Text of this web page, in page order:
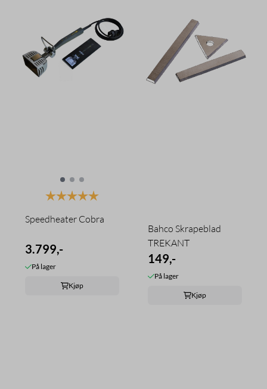
Karakter:
Speedheater Cobra
3.799,-
På lager
Kjøp
Bahco Skrapeblad
TREKANT
149,-
På lager
Kjøp